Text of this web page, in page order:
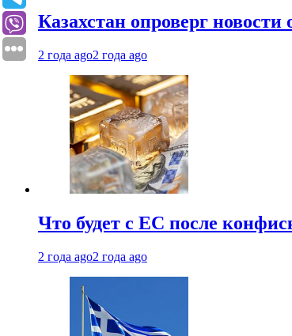
Казахстан опроверг новости
2 года ago2 года ago
Что будет с ЕС после
2 года ago2 года ago